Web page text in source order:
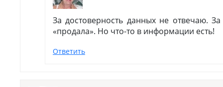
За достоверность данных не отвечаю.
«продала». Но что-то в информации есть!
Ответить